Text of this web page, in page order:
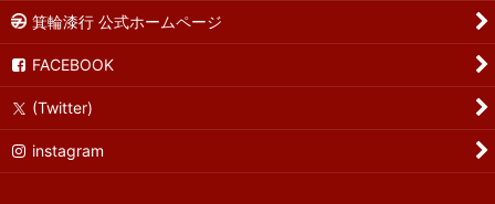
箕輪漆行 公式ホームページ
FACEBOOK
(Twitter)
instagram